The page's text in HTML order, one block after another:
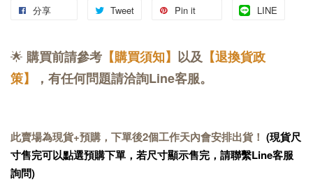
分享 Tweet Pin it LINE
🌟 購買前請參考 【購買須知】 以及 【退換貨政
策】
，有任何問題請洽詢Line客服。
此賣場為現貨+預購，下單後2個工作天內會安排出貨！ (現貨尺
寸售完可以點選預購下單，若尺寸顯示售完，請聯繫Line客服
詢問)